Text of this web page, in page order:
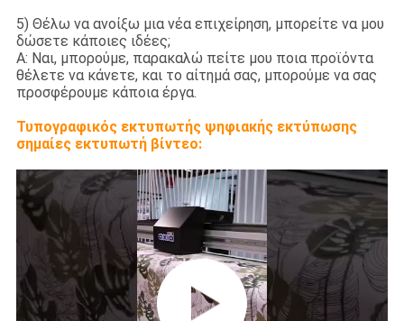
5) Θέλω να ανοίξω μια νέα επιχείρηση, μπορείτε να μου
δώσετε κάποιες ιδέες;
Α: Ναι, μπορούμε, παρακαλώ πείτε μου ποια προϊόντα
θέλετε να κάνετε, και το αίτημά σας, μπορούμε να σας
προσφέρουμε κάποια έργα.
Τυπογραφικός εκτυπωτής ψηφιακής εκτύπωσης
σημαίες εκτυπωτή βίντεο: